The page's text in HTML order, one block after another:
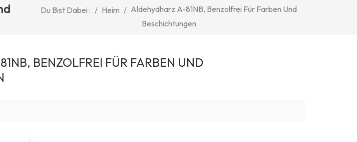
Du Bist Dabei : / Heim / Aldehydharz A-81NB, Benzolfrei Für Farben Und
Beschichtungen
BENZOLFREI FÜR FARBEN UND